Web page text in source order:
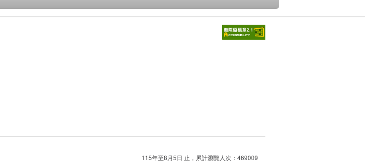
115年至8月5日 止，累計瀏覽人次：469009